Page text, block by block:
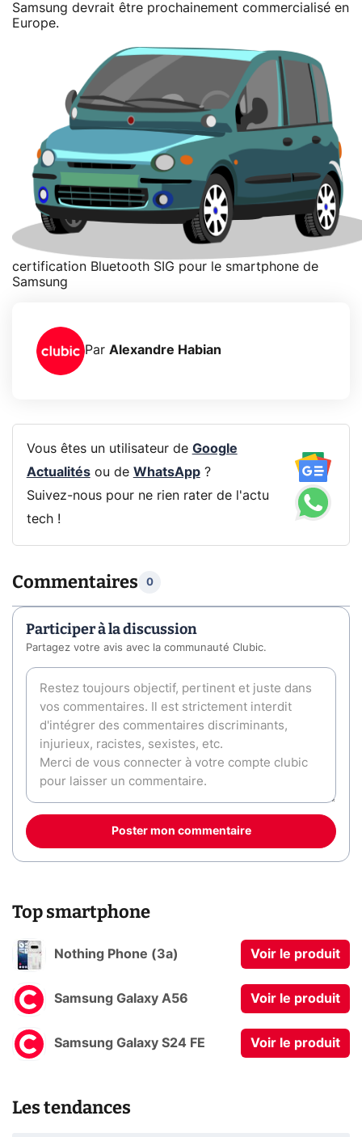
Samsung devrait être prochainement commercialisé en
Europe.
certification Bluetooth SIG pour le smartphone de
Samsung
Par Alexandre Habian
Vous êtes un utilisateur de Google
Actualitésou de WhatsApp?
Suivez-nous pour ne rien rater de l'actu
tech !
Commentaires 0
Participer à la discussion
Partagez votre avis avec la communauté Clubic.
Poster mon commentaire
Top smartphone
Nothing Phone (3a) Voir le produit
Samsung Galaxy A56 Voir le produit
Samsung Galaxy S24 FE Voir le produit
Les tendances